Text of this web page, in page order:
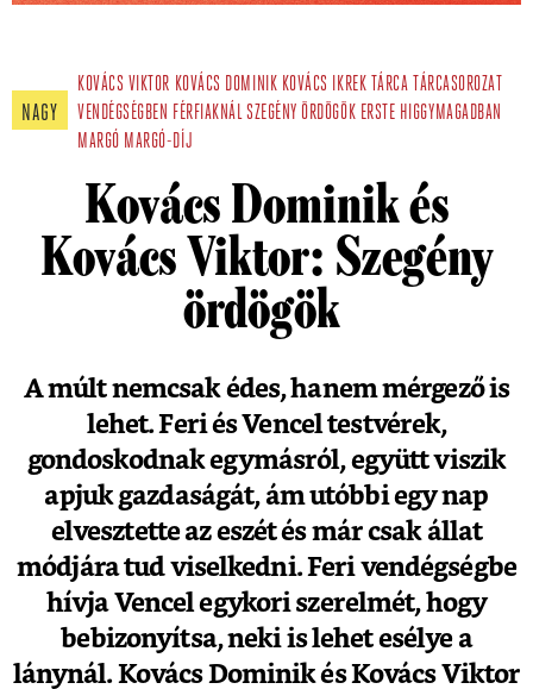
NAGY
KOVÁCS VIKTOR KOVÁCS DOMINIK KOVÁCS IKREK TÁRCA TÁRCASOROZAT
VENDÉGSÉGBEN FÉRFIAKNÁLSZEGÉNY ÖRDÖGÖK ERSTE HIGGYMAGADBAN
MARGÓ MARGÓ-DÍJ
Kovács Dominik és
Kovács Viktor: Szegény
ördögök
A múlt nemcsak édes, hanem mérgező is
lehet. Feri és Vencel testvérek,
gondoskodnak egymásról, együtt viszik
apjuk gazdaságát, ám utóbbi egy nap
elvesztette az eszét és már csak állat
módjára tud viselkedni. Feri vendégségbe
hívja Vencel egykori szerelmét, hogy
bebizonyítsa, neki is lehet esélye a
lánynál. Kovács Dominik és Kovács Viktor